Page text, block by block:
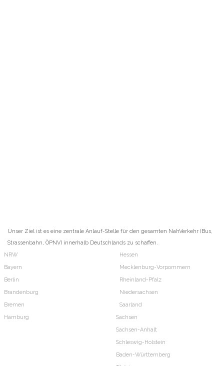
Unser Ziel ist es eine zentrale Anlauf-Stelle für den gesamten NahVerkehr (Bus,
Strassenbahn, ÖPNV) innerhalb Deutschlands zu schaffen.
NRW
Bayern
Berlin
Brandenburg
Bremen
Hamburg
Hessen
Mecklenburg-Vorpommern
Rheinland-Pfalz
Niedersachsen
Saarland
Sachsen
Sachsen-Anhalt
Schleswig-Holstein
Baden-Württemberg